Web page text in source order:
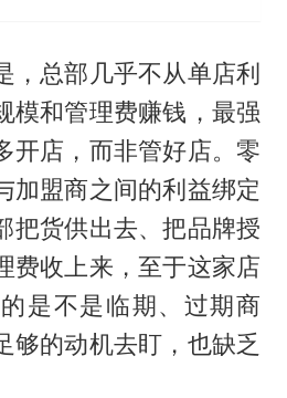
，总部几乎不从单店利
模和管理费赚钱，最强
开店，而非管好店。零
加盟商之间的利益绑定
货供出去、把品牌授
费收上来，至于这家店
是不是临期、过期商
够的动机去盯，也缺乏